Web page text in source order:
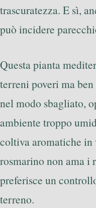
trascuratezza. E sì,
può incidere
Questa pianta
terreni poveri ma
nel modo sbagliato,
ambiente troppo
coltiva aromatiche in
rosmarino non ama i
preferisce un
terreno.